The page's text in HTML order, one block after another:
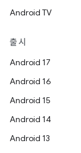
Android TV
출시
Android 17
Android 16
Android 15
Android 14
Android 13